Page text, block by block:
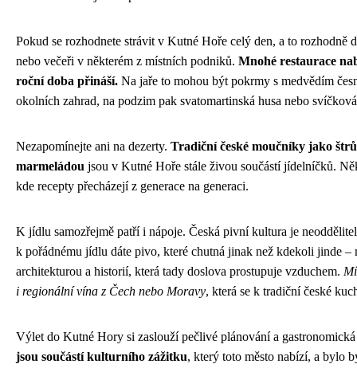
Pokud se rozhodnete strávit v Kutné Hoře celý den, a to rozhodně
nebo večeři v některém z místních podniků. Mnohé restaurace
roční doba přináší. Na jaře to mohou být pokrmy s medvědím
okolních zahrad, na podzim pak svatomartinská husa nebo
Nezapomínejte ani na dezerty. Tradiční české moučníky jako
marmeládou jsou v Kutné Hoře stále živou součástí jídelníčků.
kde recepty přecházejí z generace na generaci.
K jídlu samozřejmě patří i nápoje. Česká pivní kultura je
k pořádnému jídlu dáte pivo, které chutná jinak než kdekoli jinde
architekturou a historií, která tady doslova prostupuje vzduchem.
i regionální vína z Čech nebo Moravy, která se k tradiční české
Výlet do Kutné Hory si zaslouží pečlivé plánování a
jsou součástí kulturního zážitku, který toto město nabízí, a bylo